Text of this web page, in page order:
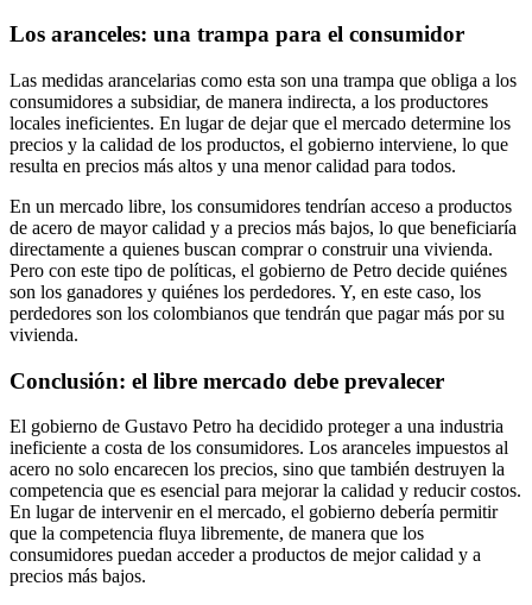
Los aranceles: una trampa para el consumidor
Las medidas arancelarias como esta son una trampa que obliga a los
consumidores a subsidiar, de manera indirecta, a los productores
locales ineficientes. En lugar de dejar que el mercado determine los
precios y la calidad de los productos, el gobierno interviene, lo que
resulta en precios más altos y una menor calidad para todos.
En un mercado libre, los consumidores tendrían acceso a productos
de acero de mayor calidad y a precios más bajos, lo que beneficiaría
directamente a quienes buscan comprar o construir una vivienda.
Pero con este tipo de políticas, el gobierno de Petro decide quiénes
son los ganadores y quiénes los perdedores. Y, en este caso, los
perdedores son los colombianos que tendrán que pagar más por su
vivienda.
Conclusión: el libre mercado debe prevalecer
El gobierno de Gustavo Petro ha decidido proteger a una industria
ineficiente a costa de los consumidores. Los aranceles impuestos al
acero no solo encarecen los precios, sino que también destruyen la
competencia que es esencial para mejorar la calidad y reducir costos.
En lugar de intervenir en el mercado, el gobierno debería permitir
que la competencia fluya libremente, de manera que los
consumidores puedan acceder a productos de mejor calidad y a
precios más bajos.